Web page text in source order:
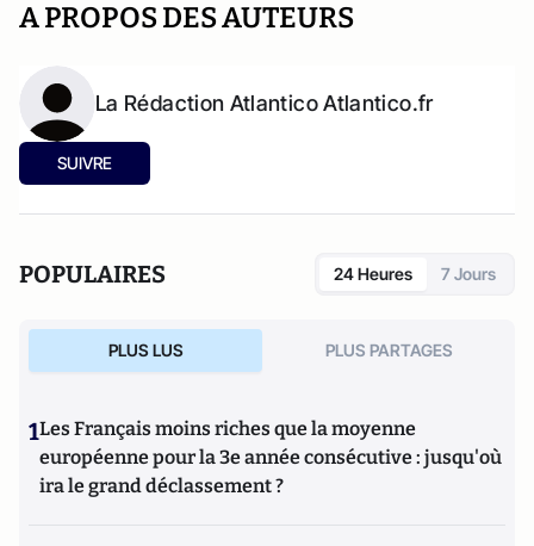
A PROPOS DES AUTEURS
La Rédaction Atlantico Atlantico.fr
SUIVRE
POPULAIRES 24 Heures 7 Jours
PLUS LUS PLUS PARTAGES
1Les Français moins riches que la moyenne
européenne pour la 3e année consécutive : jusqu'où
ira le grand déclassement ?